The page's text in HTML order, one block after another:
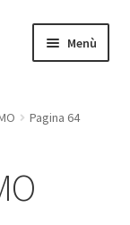
Menù
Pagina 64